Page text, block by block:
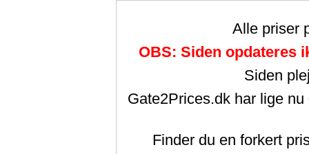
Alle priser
OBS: Siden opdateres
Siden
Gate2Prices.dk har lige nu
Finder du en forkert